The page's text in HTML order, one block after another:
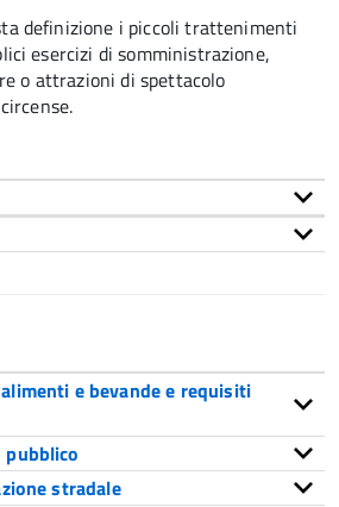
definizione i piccoli trattenimenti
esercizi di somministrazione,
o attrazioni di spettacolo
e bevande e requisiti
pubblico
stradale